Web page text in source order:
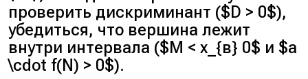
проверить дискриминант ($D > 0$),
убедиться, что вершина лежит
внутри интервала ($M < x_{в} 0$ и $a
\cdot f(N) > 0$).